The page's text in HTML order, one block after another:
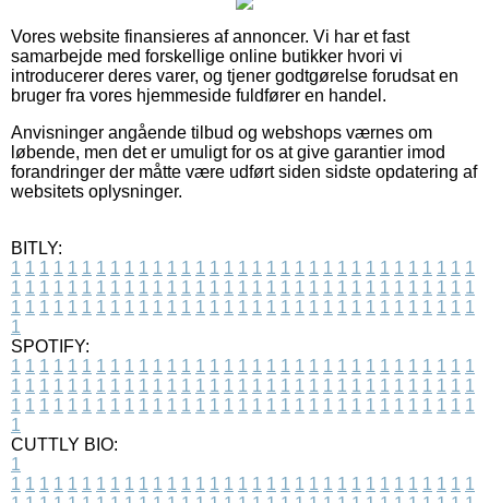
Vores website finansieres af annoncer. Vi har et fast
samarbejde med forskellige online butikker hvori vi
introducerer deres varer, og tjener godtgørelse forudsat en
bruger fra vores hjemmeside fuldfører en handel.
Anvisninger angående tilbud og webshops værnes om
løbende, men det er umuligt for os at give garantier imod
forandringer der måtte være udført siden sidste opdatering af
websitets oplysninger.
BITLY:
1 1 1 1 1 1 1 1 1 1 1 1 1 1 1 1 1 1 1 1 1 1 1 1 1 1 1 1 1 1 1 1 1
1 1 1 1 1 1 1 1 1 1 1 1 1 1 1 1 1 1 1 1 1 1 1 1 1 1 1 1 1 1 1 1 1
1 1 1 1 1 1 1 1 1 1 1 1 1 1 1 1 1 1 1 1 1 1 1 1 1 1 1 1 1 1 1 1 1
1
SPOTIFY:
1 1 1 1 1 1 1 1 1 1 1 1 1 1 1 1 1 1 1 1 1 1 1 1 1 1 1 1 1 1 1 1 1
1 1 1 1 1 1 1 1 1 1 1 1 1 1 1 1 1 1 1 1 1 1 1 1 1 1 1 1 1 1 1 1 1
1 1 1 1 1 1 1 1 1 1 1 1 1 1 1 1 1 1 1 1 1 1 1 1 1 1 1 1 1 1 1 1 1
1
CUTTLY BIO:
1
1 1 1 1 1 1 1 1 1 1 1 1 1 1 1 1 1 1 1 1 1 1 1 1 1 1 1 1 1 1 1 1 1